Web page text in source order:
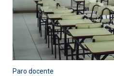
Paro docente